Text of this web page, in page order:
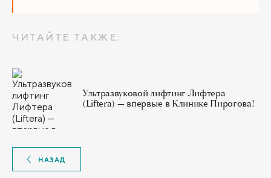
ЧИТАЙТЕ ТАКЖЕ:
Ультразвуковой лифтинг Лифтера
(Liftera) — впервые в Клинике Пирогова!
НАЗАД